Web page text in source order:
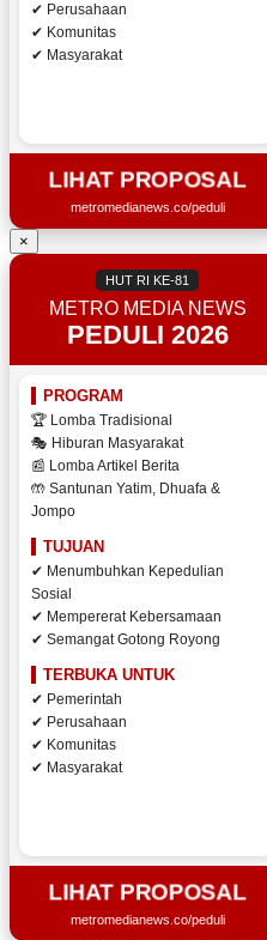
✔ Perusahaan
✔ Komunitas
✔ Masyarakat
LIHAT PROPOSAL
metromedianews.co/peduli
×
HUT RI KE-81
METRO MEDIA NEWS
PEDULI 2026
PROGRAM
🏆 Lomba Tradisional
🎭 Hiburan Masyarakat
📰 Lomba Artikel Berita
🤲 Santunan Yatim, Dhuafa &
Jompo
TUJUAN
✔ Menumbuhkan Kepedulian
Sosial
✔ Mempererat Kebersamaan
✔ Semangat Gotong Royong
TERBUKA UNTUK
✔ Pemerintah
✔ Perusahaan
✔ Komunitas
✔ Masyarakat
LIHAT PROPOSAL
metromedianews.co/peduli